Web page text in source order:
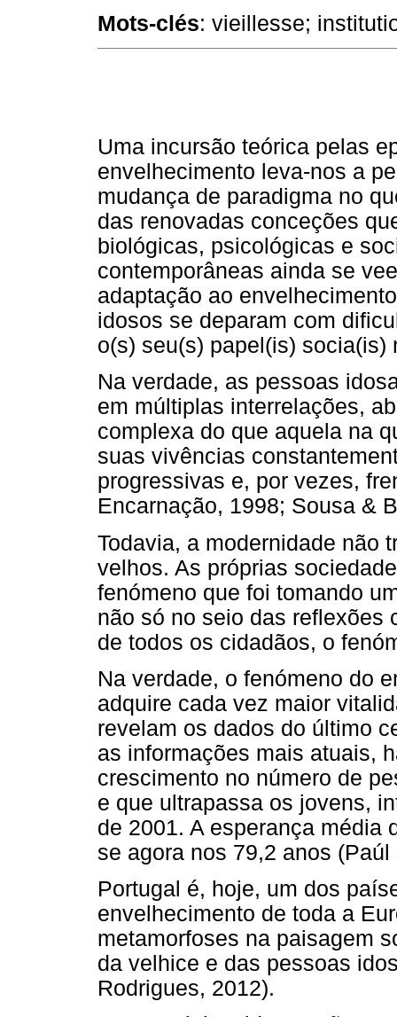
Mots-clés: vieillesse;
Uma incursão teórica pelas
envelhecimento leva-nos a
mudança de paradigma no
das renovadas conceções
biológicas, psicológicas e
contemporâneas ainda se
adaptação ao
idosos se deparam com
o(s) seu(s) papel(is) socia(is)
Na verdade, as pessoas
em múltiplas interrelações,
complexa do que aquela na
suas vivências
progressivas e, por vezes,
Encarnação, 1998; Sousa &
Todavia, a modernidade não
velhos. As próprias
fenómeno que foi tomando
não só no seio das reflexões
de todos os cidadãos, o
Na verdade, o fenómeno do
adquire cada vez maior
revelam os dados do último
as informações mais atuais,
crescimento no número de
e que ultrapassa os jovens,
de 2001. A esperança média
se agora nos 79,2 anos
Portugal é, hoje, um dos
envelhecimento de toda a
metamorfoses na paisagem
da velhice e das pessoas
Rodrigues, 2012).